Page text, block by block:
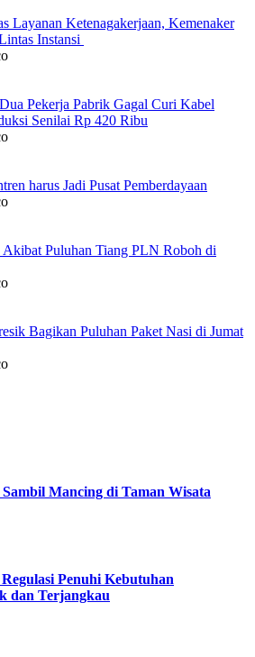
Layanan Ketenagakerjaan, Kemenaker
Instansi
Pekerja Pabrik Gagal Curi Kabel
Senilai Rp 420 Ribu
harus Jadi Pusat Pemberdayaan
Puluhan Tiang PLN Roboh di
Bagikan Puluhan Paket Nasi di Jumat
Mancing di Taman Wisata
Penuhi Kebutuhan
dan Terjangkau